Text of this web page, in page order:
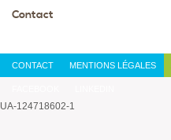
Contact
CONTACT MENTIONS LÉGALES
UA-124718602-1